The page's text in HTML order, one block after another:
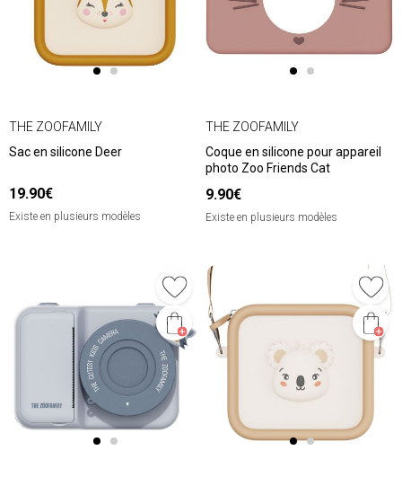
THE ZOOFAMILY
Sac en silicone Deer
19.90€
Existe en plusieurs modèles
THE ZOOFAMILY
Coque en silicone pour appareil
photo Zoo Friends Cat
9.90€
Existe en plusieurs modèles